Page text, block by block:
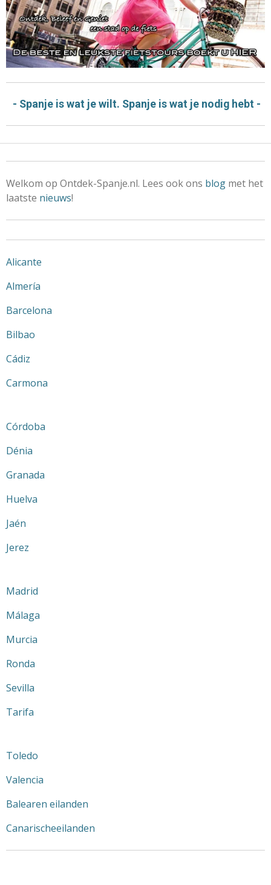
- Spanje is wat je wilt. Spanje is wat je nodig hebt -
Welkom op Ontdek-Spanje.nl. Lees ook ons blog met het
laatste nieuws!
Alicante
Almería
Barcelona
Bilbao
Cádiz
Carmona
Córdoba
Dénia
Granada
Huelva
Jaén
Jerez
Madrid
Málaga
Murcia
Ronda
Sevilla
Tarifa
Toledo
Valencia
Balearen eilanden
Canarischeeilanden